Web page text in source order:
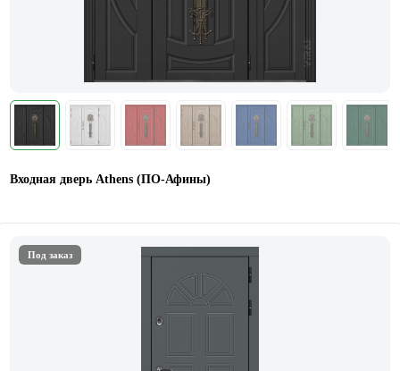
Входная дверь Athens (ПО-Афины)
Под заказ